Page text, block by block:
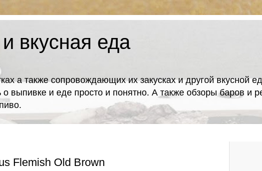
вкусная еда
а также сопровождающих их закусках и другой вкусной
выпивке и еде просто и понятно. А также обзоры баров и
Flemish Old Brown